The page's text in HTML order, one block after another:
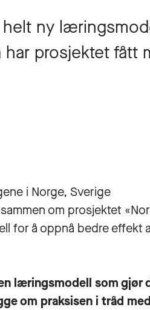
helt ny
prosjektet fått
i Norge, Sverige
om prosjektet
for å oppnå bedre effekt
læringsmodell som gjør
om praksisen i tråd